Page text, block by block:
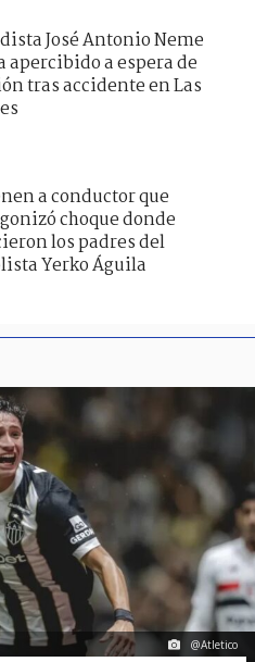
José Antonio Neme
apercibido a espera de
tras accidente en Las
a conductor que
choque donde
los padres del
Yerko Águila
@Atletico